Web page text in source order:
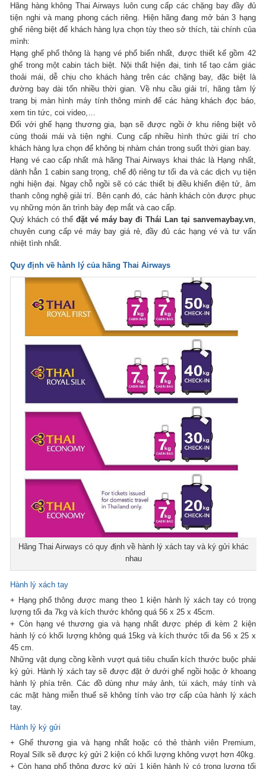
Hãng hàng không Thai Airways luôn cung cấp các chặng bay đầy đủ
tiện nghi và mang phong cách riêng. Hiện hãng đang mở bán 3 hạng
ghế riêng biệt để khách hàng lựa chọn tùy theo sở thích, tài chính của
mình:
Hạng ghế phổ thông là hạng vé phổ biến nhất, được thiết kế gồm 42
ghế trong một cabin tách biệt. Nội thất hiện đại, tinh tế tạo cảm giác
thoải mái, dễ chịu cho khách hàng trên các chặng bay, đặc biệt là
đường bay dài tốn nhiều thời gian. Về nhu cầu giải trí, hãng tâm lý
trang bị màn hình máy tính thông minh để các hàng khách đọc báo,
xem tin tức, coi video,…
Đối với ghế hạng thương gia, bạn sẽ được ngồi ở khu riêng biệt vô
cùng thoải mái và tiện nghi. Cung cấp nhiều hình thức giải trí cho
khách hàng lựa chọn để không bị nhàm chán trong suốt thời gian bay.
Hạng vé cao cấp nhất mà hãng Thai Airways khai thác là Hạng nhất,
dành hẳn 1 cabin sang trọng, chế độ riêng tư tối đa và các dịch vụ tiện
nghi hiện đại. Ngay chỗ ngồi sẽ có các thiết bị điều khiển điện tử, âm
thanh công nghệ giải trí. Bên cạnh đó, các hành khách còn được phục
vụ những món ăn trình bày đẹp mắt và cao cấp.
Quý khách có thể đặt vé máy bay đi Thái Lan tại sanvemaybay.vn,
chuyên cung cấp vé máy bay giá rẻ, đầy đủ các hạng vé và tư vấn
nhiệt tình nhất.
Quy định về hành lý của hãng Thai Airways
Hãng Thai Airways có quy định về hành lý xách tay và ký gửi khác
nhau
Hành lý xách tay
+ Hạng phổ thông được mang theo 1 kiện hành lý xách tay có trọng
lượng tối đa 7kg và kích thước không quá 56 x 25 x 45cm.
+ Còn hạng vé thương gia và hạng nhất được phép đi kèm 2 kiện
hành lý có khối lượng không quá 15kg và kích thước tối đa 56 x 25 x
45 cm.
Những vật dụng cồng kềnh vượt quá tiêu chuẩn kích thước buộc phải
ký gửi. Hành lý xách tay sẽ được đặt ở dưới ghế ngồi hoặc ở khoang
hành lý phía trên. Các đồ dùng như máy ảnh, túi xách, máy tính và
các mặt hàng miễn thuế sẽ không tính vào trợ cấp của hành lý xách
tay.
Hành lý ký gửi
+ Ghế thương gia và hạng nhất hoặc có thẻ thành viên Premium,
Royal Silk sẽ được ký gửi 2 kiện có khối lượng không vượt hơn 40kg.
+ Còn hạng phổ thông được ký gửi 1 kiện hành lý có trọng lượng tối